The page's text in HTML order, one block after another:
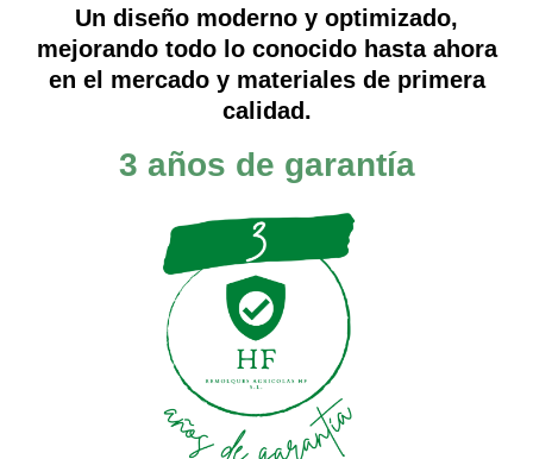
Un diseño moderno y optimizado,
mejorando todo lo conocido hasta ahora
en el mercado y materiales de primera
calidad.
3 años de garantía